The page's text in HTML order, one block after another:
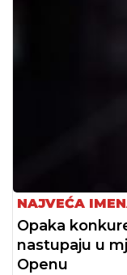
NAJVEĆA
Opaka
nastupaju u
Openu